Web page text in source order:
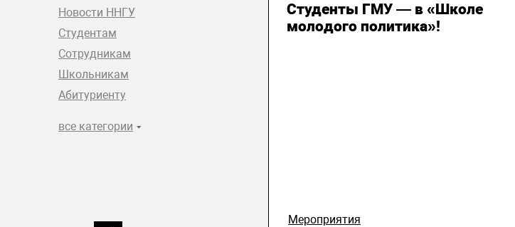
Новости ННГУ
Студентам
Сотрудникам
Школьникам
Абитуриенту
все категории
Студенты ГМУ — в «Школе
молодого политика»!
Мероприятия